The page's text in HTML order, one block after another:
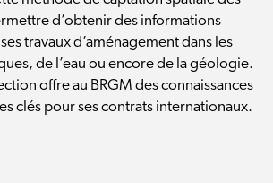
d’obtenir des informations
travaux d’aménagement dans les
de l’eau ou encore de la géologie.
offre au BRGM des connaissances
clés pour ses contrats internationaux.